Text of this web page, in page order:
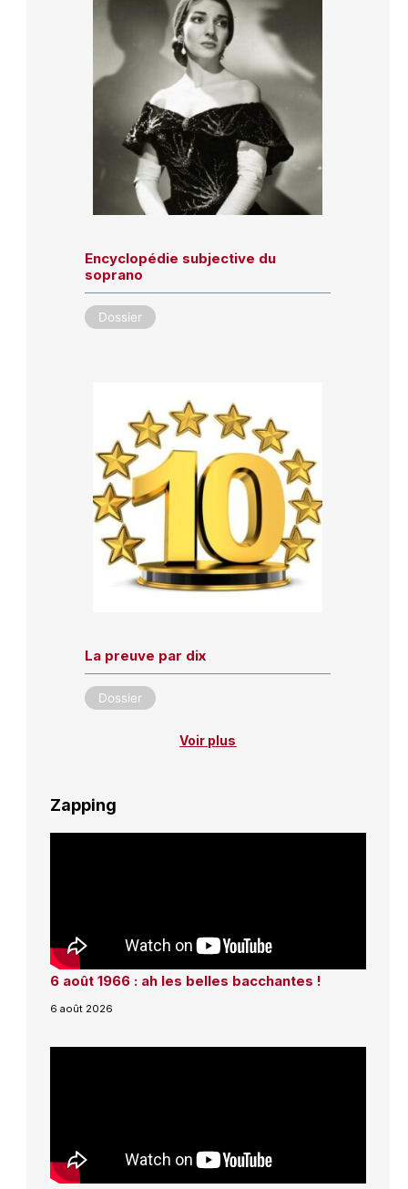
Encyclopédie subjective du
soprano
Dossier
La preuve par dix
Dossier
Voir plus
Zapping
6 août 1966 : ah les belles bacchantes !
6 août 2026